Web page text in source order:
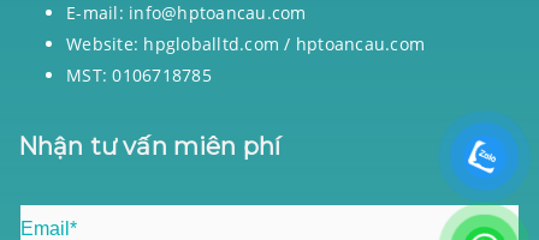
E-mail: info@hptoancau.com
Website: hpgloballtd.com / hptoancau.com
MST: 0106718785
Nhận tư vấn miên phí